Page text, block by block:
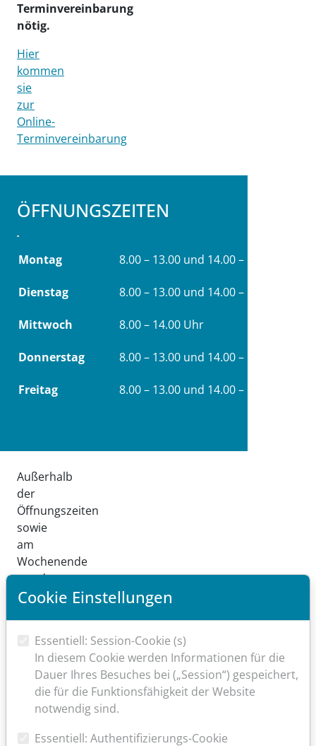
Terminvereinbarung
nötig.
Hier
kommen
sie
zur
Online-
Terminvereinbarung
ÖFFNUNGSZEITEN
Montag 8.00 – 13.00 und 14.00 – 18.00 Uhr
Dienstag 8.00 – 13.00 und 14.00 – 18.00 Uhr
Mittwoch 8.00 – 14.00 Uhr
Donnerstag 8.00 – 13.00 und 14.00 – 18.00 Uhr
Freitag 8.00 – 13.00 und 14.00 – 16.00 Uhr
Außerhalb
der
Öffnungszeiten
sowie
am
Wochenende
wenden
sie
ärztliche Bereitschaftsdienstzentrale
Alzey Tel.:116
117
Cookie Einstellungen
Essentiell: Session-Cookie (s)
In diesem Cookie werden Informationen für die
Dauer Ihres Besuches bei („Session“) gespeichert,
die für die Funktionsfähigkeit der Website
notwendig sind.
Essentiell: Authentifizierungs-Cookie